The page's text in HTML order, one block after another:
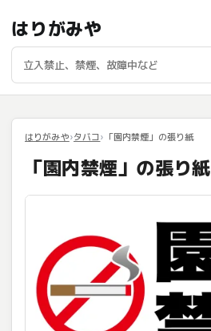
はりがみや
はりがみや タバコ 「園内禁煙」の張り紙
「園内禁煙」の張り紙